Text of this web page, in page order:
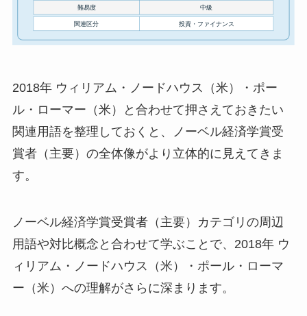
2018年 ウィリアム・ノードハウス（米）・ポー
ル・ローマー（米）と合わせて押さえておきたい
関連用語を整理しておくと、ノーベル経済学賞受
賞者（主要）の全体像がより立体的に見えてきま
す。
ノーベル経済学賞受賞者（主要）カテゴリの周辺
用語や対比概念と合わせて学ぶことで、2018年 ウ
ィリアム・ノードハウス（米）・ポール・ローマ
ー（米）への理解がさらに深まります。